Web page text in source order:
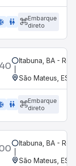
WC
Embarque
direto
Itabuna, BA -
São Mateus, ES
WC
Embarque
direto
Itabuna, BA -
São Mateus, ES